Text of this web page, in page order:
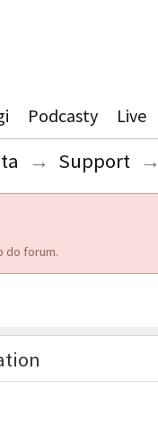
Podcasty Live
→ Support →
do forum.